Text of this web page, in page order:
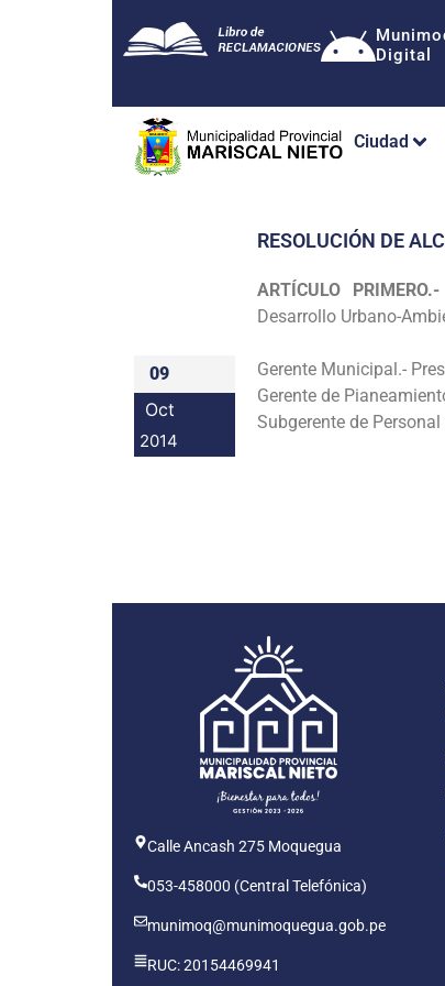
Digital
Ciudad
09
Oct
2014
RESOLUCIÓN DE
ARTÍCULO
Desarrollo Urbano-
Gerente Municipal.-
Gerente de
Subgerente de
Calle Ancash 275 Moquegua
053-458000 (Central Telefónica)
munimoq@munimoquegua.gob.pe
RUC: 20154469941